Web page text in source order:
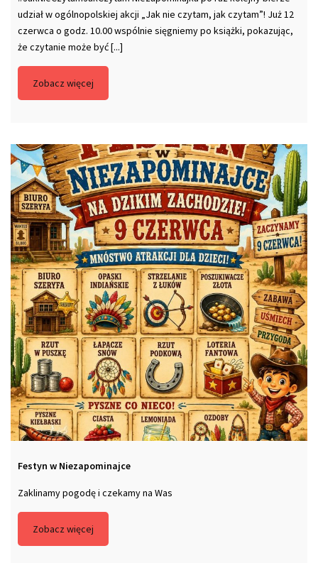
udział w ogólnopolskiej akcji „Jak nie czytam, jak czytam”! Już 12
czerwca o godz. 10.00 wspólnie sięgniemy po książki, pokazując,
że czytanie może być [...]
Zobacz więcej
Festyn w Niezapominajce
Zaklinamy pogodę i czekamy na Was
Zobacz więcej